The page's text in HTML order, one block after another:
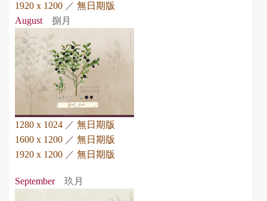
1920 x 1200 ／ 無日期版
August 捌月
1280 x 1024 ／ 無日期版
1600 x 1200 ／ 無日期版
1920 x 1200 ／ 無日期版
September 玖月